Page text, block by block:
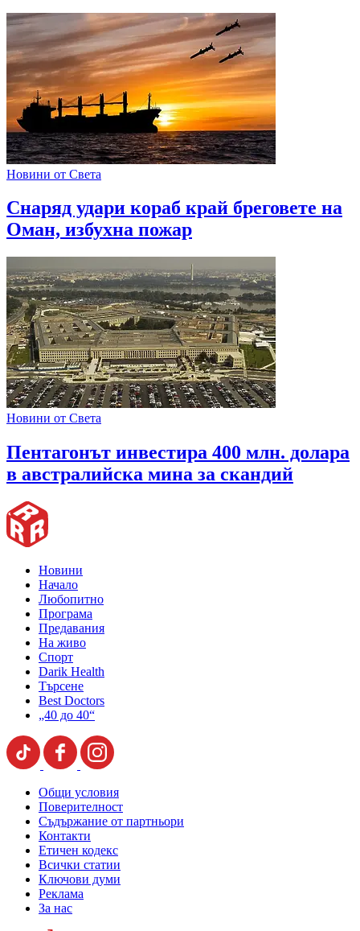
Новини от Света
Снаряд удари кораб край бреговете на
Оман, избухна пожар
Новини от Света
Пентагонът инвестира 400 млн. долара
в австралийска мина за скандий
Новини
Начало
Любопитно
Програма
Предавания
На живо
Спорт
Darik Health
Търсене
Best Doctors
„40 до 40“
Общи условия
Поверителност
Съдържание от партньори
Контакти
Етичен кодекс
Всички статии
Ключови думи
Реклама
За нас